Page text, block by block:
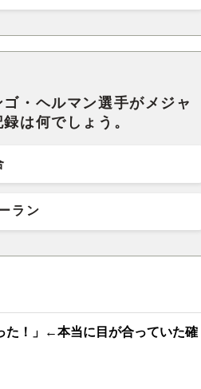
・ヘルマン選手がメジャ
は何でしょう。
ラン
た！」←本当に目が合っていた確